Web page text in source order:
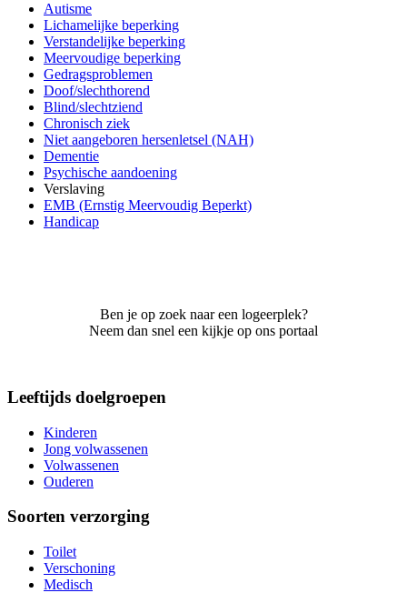
Autisme
Lichamelijke beperking
Verstandelijke beperking
Meervoudige beperking
Gedragsproblemen
Doof/slechthorend
Blind/slechtziend
Chronisch ziek
Niet aangeboren hersenletsel (NAH)
Dementie
Psychische aandoening
Verslaving
EMB (Ernstig Meervoudig Beperkt)
Handicap
Ben je op zoek naar een logeerplek?
Neem dan snel een kijkje op ons portaal
Leeftijds doelgroepen
Kinderen
Jong volwassenen
Volwassenen
Ouderen
Soorten verzorging
Toilet
Verschoning
Medisch